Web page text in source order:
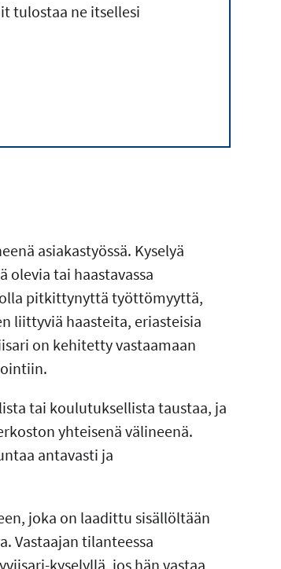
tulostaa ne itsellesi
asiakastyössä. Kyselyä
olevia tai haastavassa
olla pitkittynyttä työttömyyttä,
liittyviä haasteita, eriasteisia
on kehitetty vastaamaan
tai koulutuksellista taustaa, ja
yhteisenä välineenä.
antavasti ja
joka on laadittu sisällöltään
Vastaajan tilanteessa
kyselyllä, jos hän vastaa